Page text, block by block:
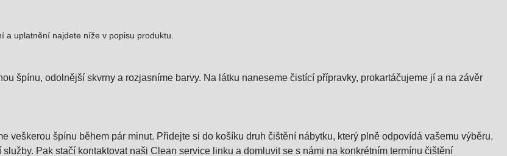
uplatnění najdete níže v popisu produktu.
špínu, odolnější skvrny a rozjasníme barvy. Na látku naneseme čistící přípravky, prokartáčujeme jí a na závěr
veškerou špínu během pár minut. Přidejte si do košíku druh čištění nábytku, který plně odpovídá vašemu výběru.
Pak stačí kontaktovat naši Clean service linku a domluvit se s námi na konkrétním termínu čištění